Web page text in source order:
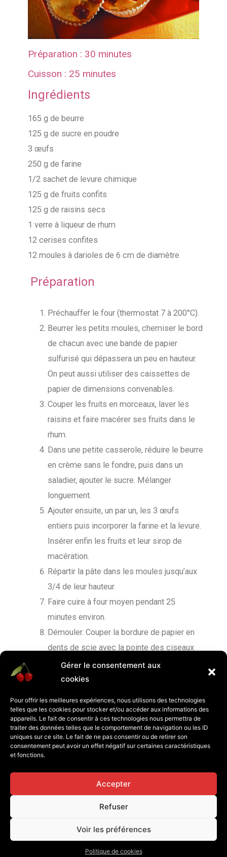
Gérer le consentement aux
cookies
Pour offrir les meilleures expériences, nous utilisons des technologies
telles que les cookies pour stocker et/ou accéder aux informations des
appareils. Le fait de consentir à ces technologies nous permettra de
traiter des données telles que le comportement de navigation ou les ID
uniques sur ce site. Le fait de ne pas consentir ou de retirer son
consentement peut avoir un effet négatif sur certaines caractéristiques
et fonctions.
Accepter
Refuser
Voir les préférences
Politique de cookies
Préparation : 30 minutes
Cuisson : 25 minutes
Ingrédients
165 g de beurre
125 g de sucre en poudre
3 œufs
250 g de farine
1/2 sachet de levure chimique
125 g de fruits confits
125 g de raisins secs
1 verre à liqueur de rhum
12 cerises confites
12 moules à darioles de 6 cm de diamètre
Préparation
Préchauffer le four (thermostat 7 à 200°C).
Beurrer les petits moules, chemiser le bord
de chacun avec une bande de papier
sulfurisé qui dépassera un peu en hauteur.
On peut aussi utiliser des caissettes de
papier de dimensions convenables.
Couper les fruits en morceaux, laver les
raisins et faire macérer ses fruits dans le
rhum.
Dans une petite casserole, réduire le beurre
en crème sans le fondre, puis dans un
saladier, ajouter le sucre. Mélanger
longuement.
Ajouter ensuite, un par un, les 3 œufs
entiers puis incorporer la farine et la levure.
Insérer enfin les fruits et leur sirop de
macération.
Répartir la pâte dans les moules jusqu’aux
3/4 de leur hauteur.
Faire cuire à four moyen pendant 25
minutes environ.
Démouler. Couper la bordure de papier en
dents de scie avec la pointe des ciseaux
ou retirer le papier et, décorer chaque cake
avec une cerise confite.
Copyright © 2026ANIBI